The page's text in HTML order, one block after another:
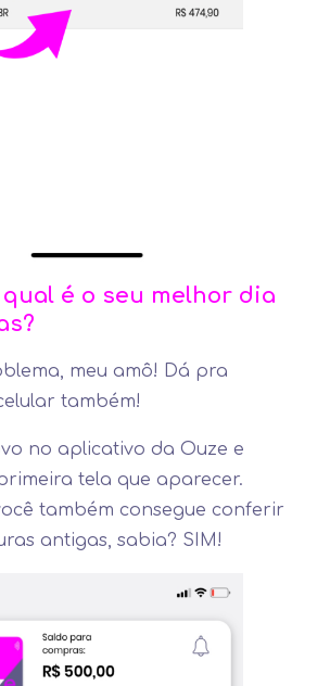
é o seu melhor dia
meu amô! Dá pra
também!
no aplicativo da Ouze e
tela que aparecer.
também consegue conferir
antigas, sabia? SIM!